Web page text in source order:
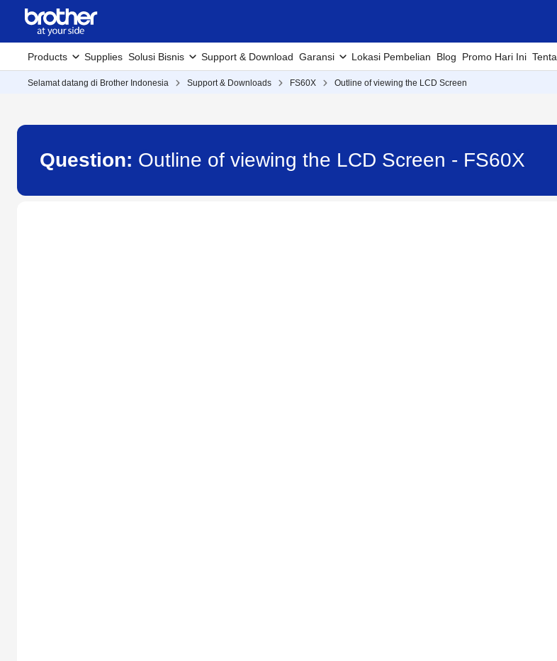
Products Supplies Solusi Bisnis Support & Download Garansi Lokasi Pembelian Blog Promo Hari Ini
Selamat datang di Brother Indonesia Support & Downloads FS60X Outline of viewing the LCD Screen
Question: Outline of viewing the LCD Screen - FS60X